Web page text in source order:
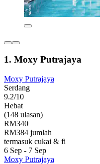
1. Moxy Putrajaya
Moxy Putrajaya
Serdang
9.2/10
Hebat
(148 ulasan)
RM340
RM384 jumlah
termasuk cukai & fi
6 Sep - 7 Sep
Moxy Putrajaya